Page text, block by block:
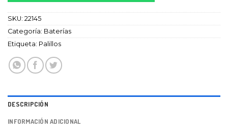
SKU: 22145
Categoría: Baterías
Etiqueta: Palillos
DESCRIPCIÓN
INFORMACIÓN ADICIONAL